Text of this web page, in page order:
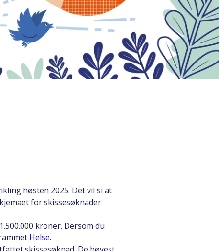
høsten 2025. Det vil si at
for skissesøknader
kroner. Dersom du
Helse.